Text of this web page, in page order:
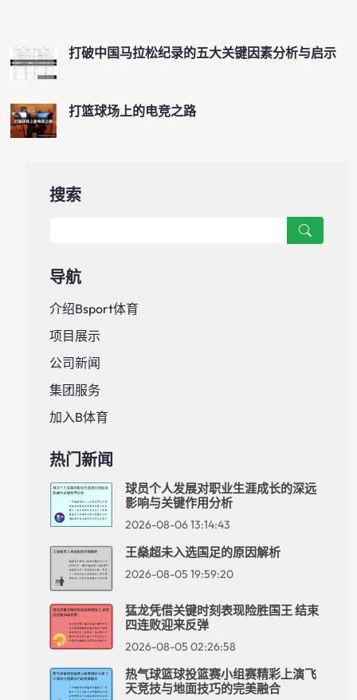
打破中国马拉松纪录的五大关键因素分析与启示
打篮球场上的电竞之路
搜索
导航
介绍bsport体育
项目展示
公司新闻
集团服务
加入B体育
热门新闻
球员个人发展对职业生涯成长的深远
影响与关键作用分析
2026-08-06 13:14:43
王燊超未入选国足的原因解析
2026-08-05 19:59:20
猛龙凭借关键时刻表现险胜国王 结束
四连败迎来反弹
2026-08-05 02:26:58
热气球篮球投篮赛小组赛精彩上演飞
天竞技与地面技巧的完美融合